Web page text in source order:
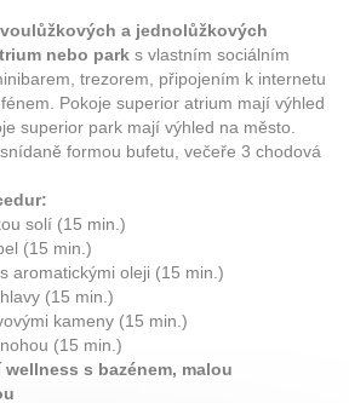
a jednolůžkových
nebo park s vlastním sociálním
trezorem, připojením k internetu
Pokoje superior atrium mají výhled
superior park mají výhled na město.
formou bufetu, večeře 3 chodová
solí (15 min.)
(15 min.)
aromatickými oleji (15 min.)
(15 min.)
kameny (15 min.)
(15 min.)
s bazénem, malou